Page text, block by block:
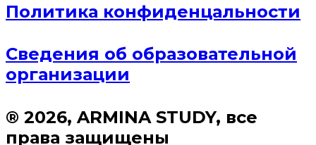
Политика конфиденцальности
Сведения об образовательной
организации
® 2026, ARMINA STUDY, все
права защищены